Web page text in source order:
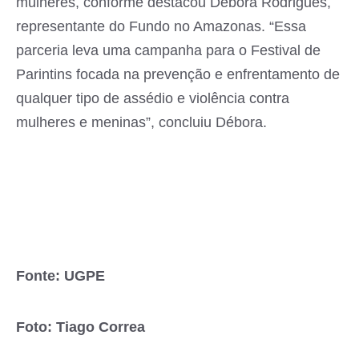
representante do Fundo no Amazonas. “Essa
parceria leva uma campanha para o Festival de
Parintins focada na prevenção e enfrentamento de
qualquer tipo de assédio e violência contra
mulheres e meninas”, concluiu Débora.
Fonte: UGPE
Foto: Tiago Correa